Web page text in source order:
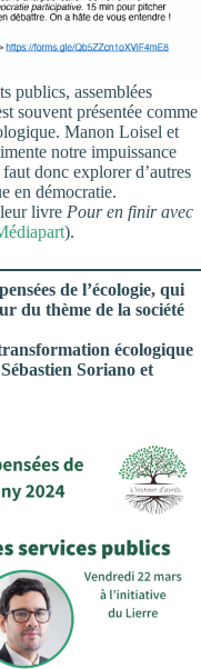
publics, assemblées
souvent présentée comme
Manon Loisel et
notre impuissance
donc explorer d’autres
en démocratie.
livre Pour en finir avec
).
de l’écologie, qui
du thème de la société
écologique
Soriano et